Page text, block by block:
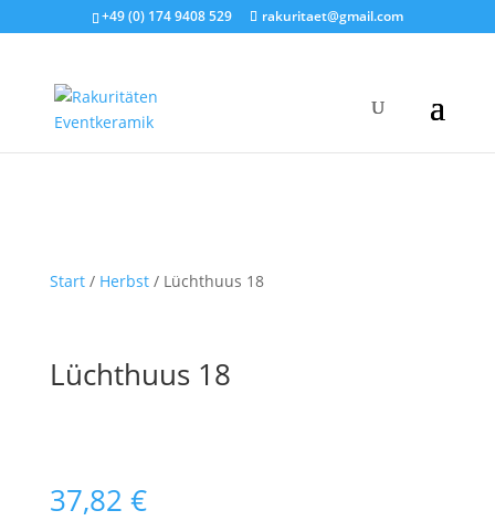
+49 (0) 174 9408 529 rakuritaet@gmail.com
Start/ Herbst/ Lüchthuus 18
Lüchthuus 18
37,82 €